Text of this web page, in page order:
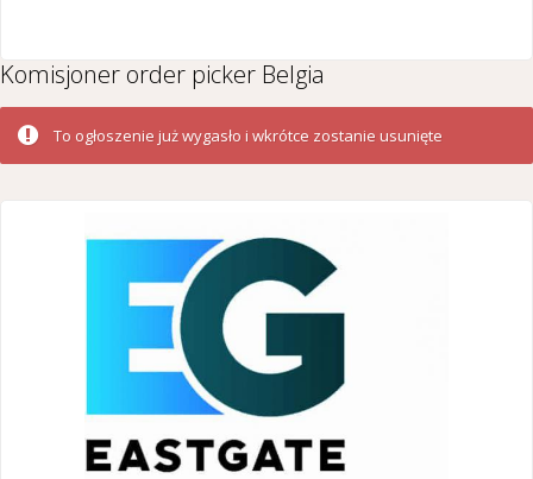
Komisjoner order picker Belgia
To ogłoszenie już wygasło i wkrótce zostanie usunięte